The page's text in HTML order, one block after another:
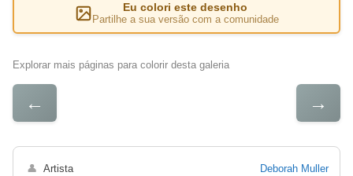
Eu colori este desenho
Partilhe a sua versão com a comunidade
Explorar mais páginas para colorir desta galeria
← →
👤 Artista Deborah Muller